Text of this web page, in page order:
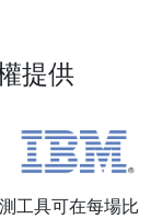
提供
工具可在每場比